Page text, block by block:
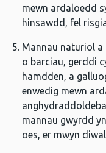
mewn ardaloedd
hinsawdd, fel
Mannau naturiol a
o barciau, gerddi
hamdden, a
enwedig mewn
mannau gwyrdd
oes, er mwyn